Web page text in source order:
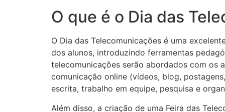
O que é o Dia das
O Dia das Telecomunicações é uma
dos alunos, introduzindo ferramentas
telecomunicações serão abordados com os
comunicação online (vídeos, blog,
escrita, trabalho em equipe, pesquisa e
Além disso, a criação de uma Feira das